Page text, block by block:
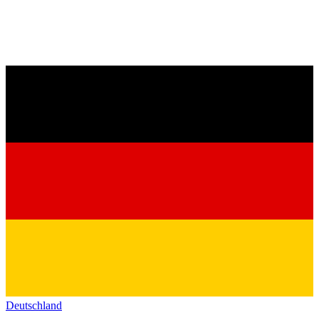
Deutschland